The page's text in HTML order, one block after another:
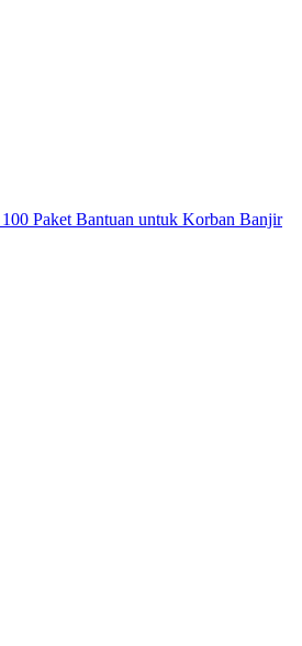
Paket Bantuan untuk Korban Banjir